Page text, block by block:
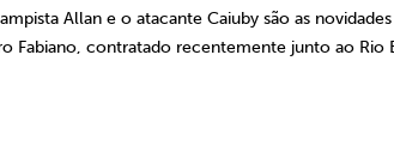
Allan e o atacante Caiuby são as
Fabiano, contratado recentemente junto ao Rio